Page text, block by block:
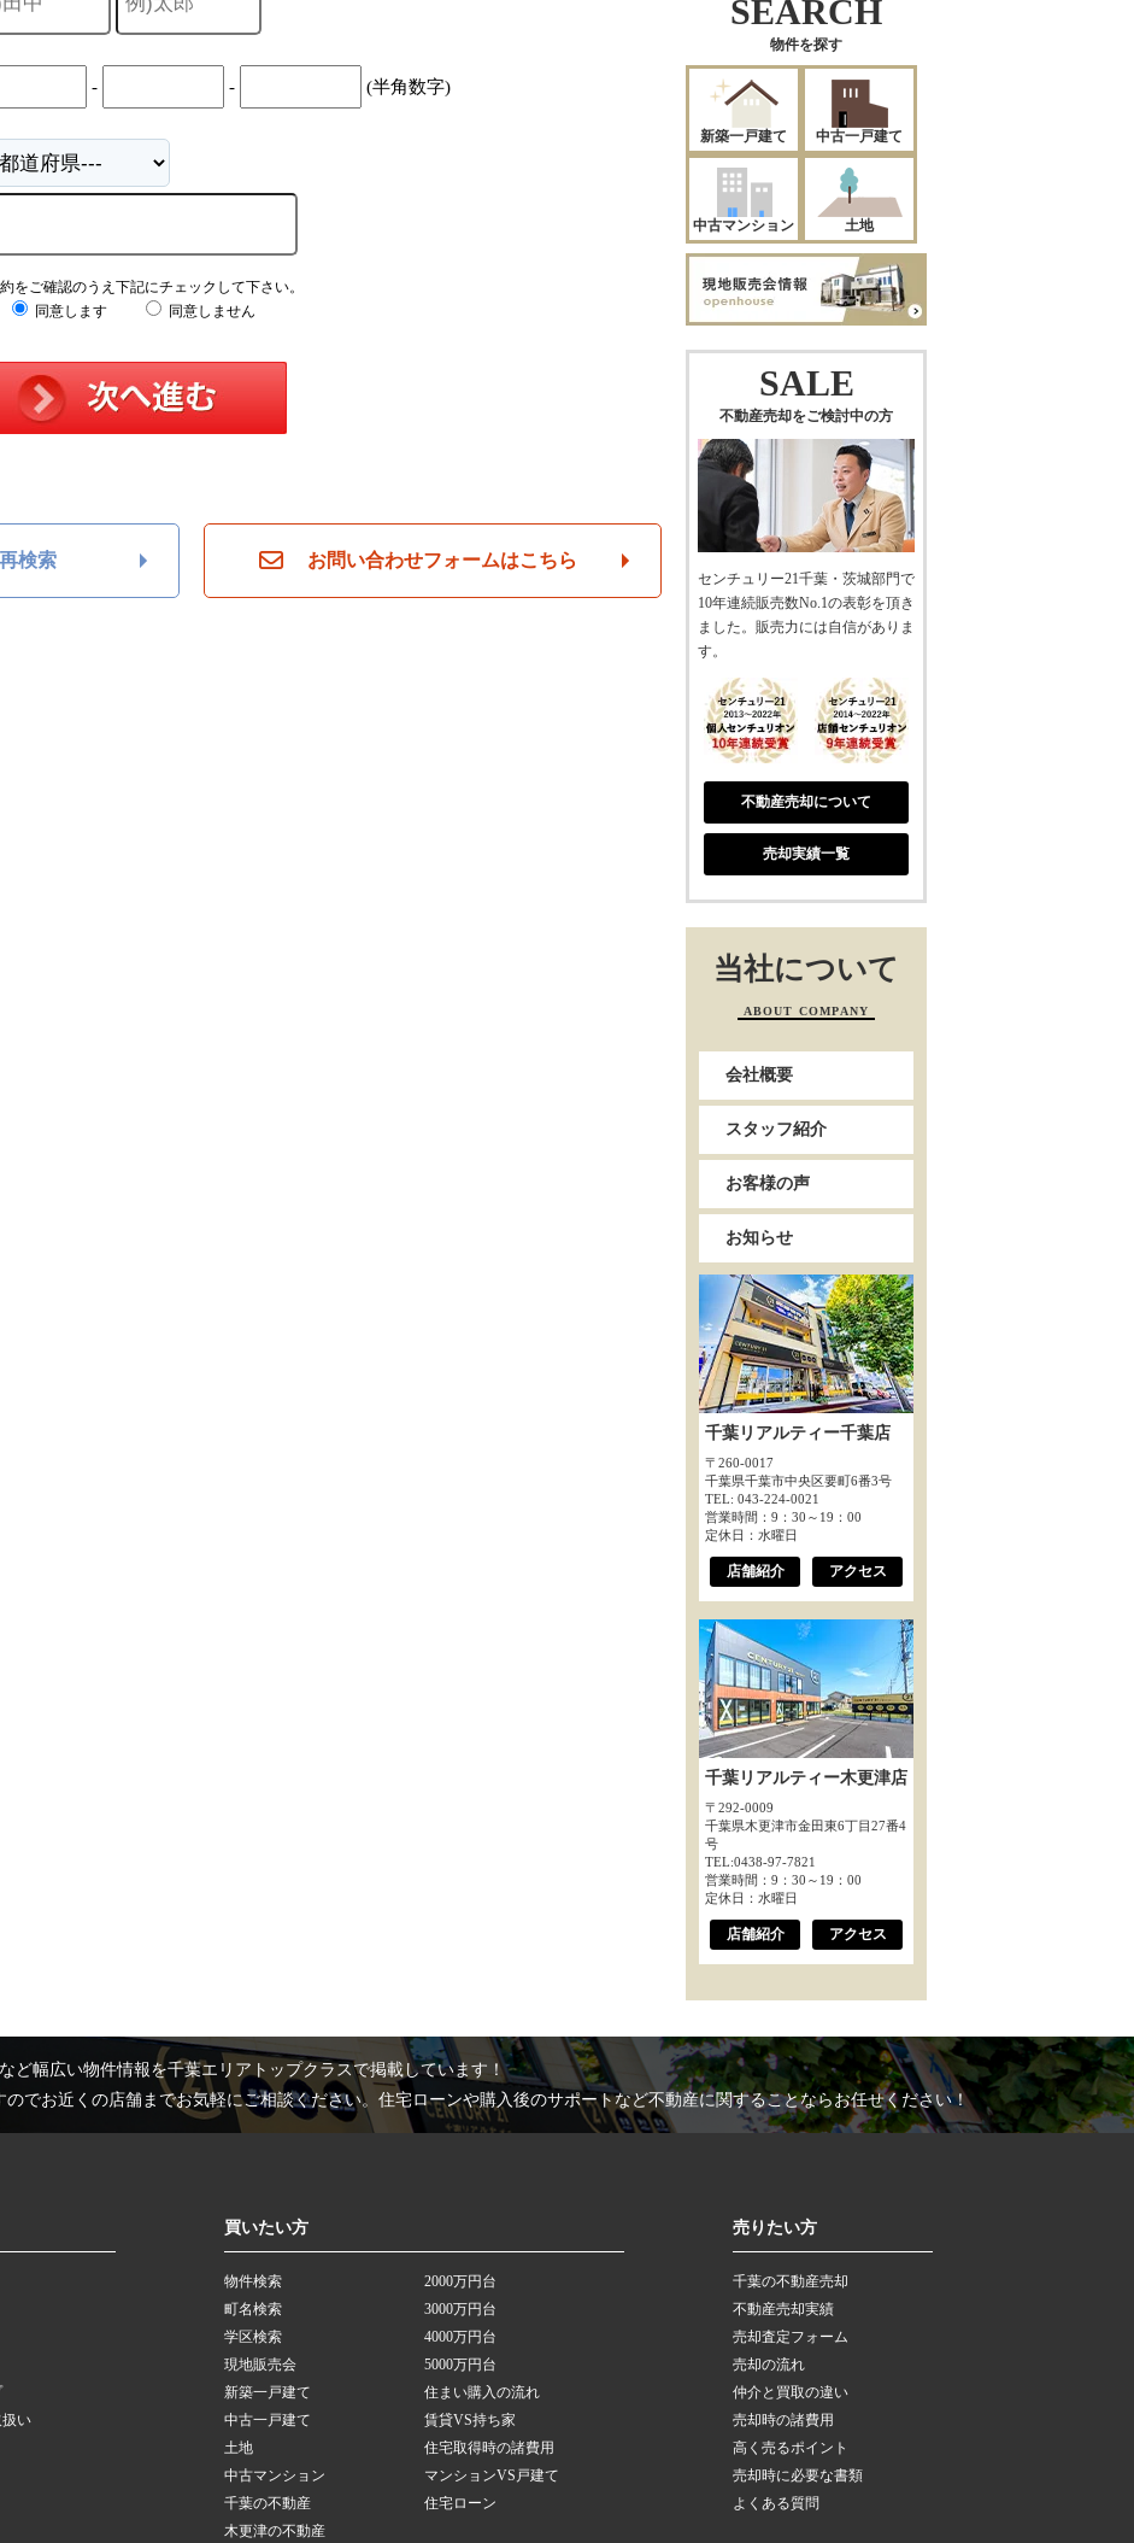
- - (半角数字)
をご確認のうえ下記にチェックして下さい。
同意します
同意しません
検索 お問い合わせフォームはこちら
SEARCH
物件を探す
新築一戸建て 中古一戸建て
中古マンション 土地
SALE
不動産売却をご検討中の方
センチュリー21千葉・茨城部門で
10年連続販売数No.1の表彰を頂き
ました。販売力には自信がありま
す。
不動産売却について
売却実績一覧
当社について
ABOUT COMPANY
会社概要
スタッフ紹介
お客様の声
お知らせ
千葉リアルティー千葉店
〒260-0017
千葉県千葉市中央区要町6番3号
TEL: 043-224-0021
営業時間：9：30～19：00
定休日：水曜日
店舗紹介 アクセス
千葉リアルティー木更津店
〒292-0009
千葉県木更津市金田東6丁目27番4
号
TEL:0438-97-7821
営業時間：9：30～19：00
定休日：水曜日
店舗紹介 アクセス
ど幅広い物件情報を千葉エリアトップクラスで掲載しています！
でお近くの店舗までお気軽にご相談ください。住宅ローンや購入後のサポートなど不動産に関することならお任せください！
い
買いたい方
物件検索
町名検索
学区検索
現地販売会
新築一戸建て
中古一戸建て
土地
中古マンション
千葉の不動産
木更津の不動産
2000万円台
3000万円台
4000万円台
5000万円台
住まい購入の流れ
賃貸VS持ち家
住宅取得時の諸費用
マンションVS戸建て
住宅ローン
売りたい方
千葉の不動産売却
不動産売却実績
売却査定フォーム
売却の流れ
仲介と買取の違い
売却時の諸費用
高く売るポイント
売却時に必要な書類
よくある質問